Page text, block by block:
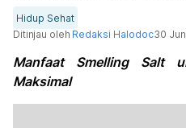
Hidup Sehat
Ditinjau oleh Redaksi Halodoc30
Manfaat Smelling Salt
Maksimal